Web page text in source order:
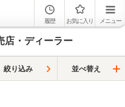
履歴 お気に入り メニュー
店・ディーラー
絞り込み 並べ替え